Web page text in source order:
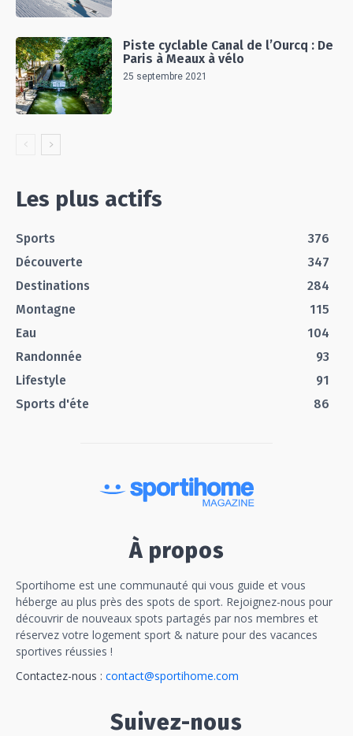
Piste cyclable Canal de l’Ourcq : De
Paris à Meaux à vélo
25 septembre 2021
Les plus actifs
Sports
376
Découverte
347
Destinations
284
Montagne
115
Eau
104
Randonnée
93
Lifestyle
91
Sports d'éte
86
À propos
Sportihome est une communauté qui vous guide et vous
héberge au plus près des spots de sport. Rejoignez-nous pour
découvrir de nouveaux spots partagés par nos membres et
réservez votre logement sport & nature pour des vacances
sportives réussies !
Contactez-nous : contact@sportihome.com
Suivez-nous